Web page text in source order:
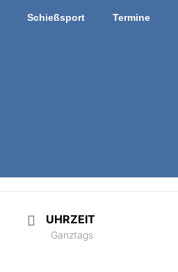
Schießsport Termine
UHRZEIT
Ganztags